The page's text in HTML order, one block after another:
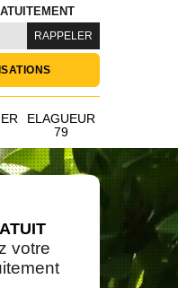
ELAGUEUR
79
votre